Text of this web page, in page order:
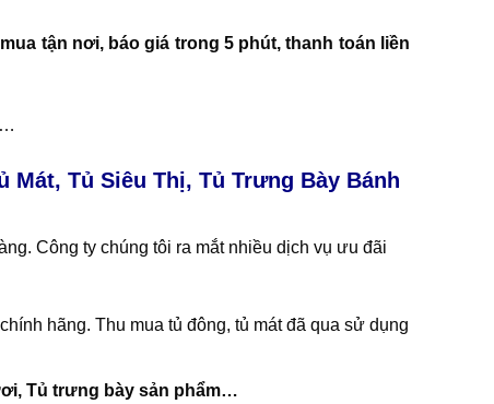
tận nơi, báo giá trong 5 phút, thanh toán liền
Mát, Tủ Siêu Thị, Tủ Trưng Bày Bánh
Công ty chúng tôi ra mắt nhiều dịch vụ ưu đãi
hãng. Thu mua tủ đông, tủ mát đã qua sử dụng
Tủ trưng bày sản phẩm…